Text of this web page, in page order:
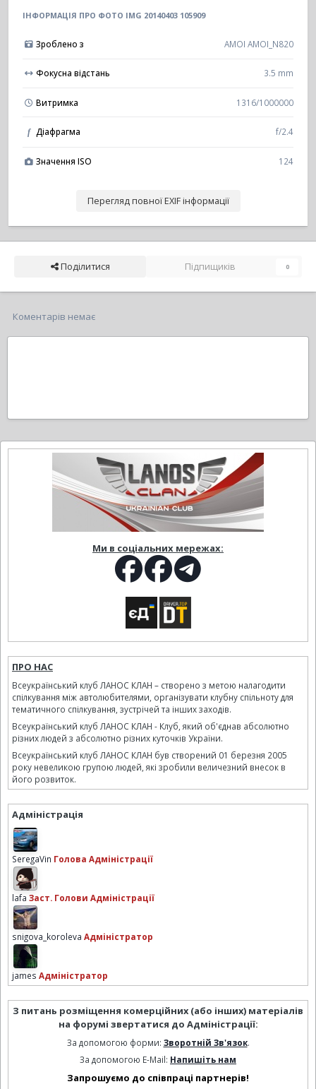
ІНФОРМАЦІЯ ПРО ФОТО IMG 20140403 105909
Зроблено з AMOI AMOI_N820
Фокусна відстань 3.5 mm
Витримка 1316/1000000
f Діафрагма f/2.4
Значення ISO 124
Перегляд повної EXIF інформації
Поділитися Підпищиків 0
Коментарів немає
Ми в соціальних мережах:
ПРО НАС
Всеукраїнський клуб ЛАНОС КЛАН – створено з метою налагодити
спілкування між автолюбителями, організувати клубну спільноту для
тематичного спілкування, зустрічей та інших заходів.
Всеукраїнський клуб ЛАНОС КЛАН - Клуб, який об'єднав абсолютно
різних людей з абсолютно різних куточків України.
Всеукраїнський клуб ЛАНОС КЛАН був створений 01 березня 2005
року невеликою групою людей, які зробили величезний внесок в
його розвиток.
Адміністрація
SeregaVin Голова Адміністрації
lafa Заст. Голови Адміністрації
snigova_koroleva Адміністратор
james Адміністратор
З питань розміщення комерційних (або інших) матеріалів
на форумі звертатися до Адміністрації:
За допомогою форми: Зворотній Зв'язок.
За допомогою E-Mail: Напишіть нам
Запрошуємо до співпраці партнерів!